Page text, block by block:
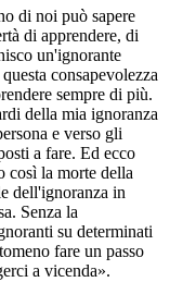
di noi può sapere
di apprendere, di
un'ignorante
consapevolezza
sempre di più.
della mia ignoranza
e verso gli
a fare. Ed ecco
così la morte della
dell'ignoranza in
Senza la
su determinati
fare un passo
a vicenda».